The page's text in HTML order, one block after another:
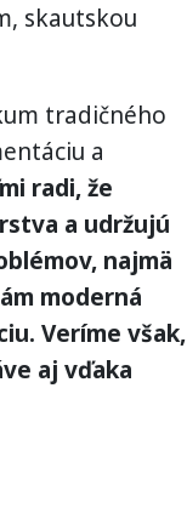
skautskou
tradičného
a
radi, že
a udržujú
najmä
moderná
Veríme však,
aj vďaka